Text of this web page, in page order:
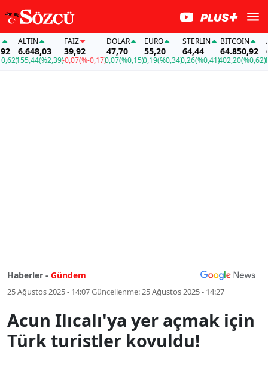
ALTIN
6.648,03
155,44(%2,39)
FAİZ
39,92
-0,07(%-0,17)
DOLAR
47,70
0,07(%0,15)
EURO
55,20
0,19(%0,34)
STERLIN
64,44
0,26(%0,41)
BITCOIN
64.850,92
402,20(%0,62)
Haberler - Gündem
25 Ağustos 2025 - 14:07Güncellenme:25 Ağustos 2025 - 14:27
Acun Ilıcalı'ya yer açmak için
Türk turistler kovuldu!